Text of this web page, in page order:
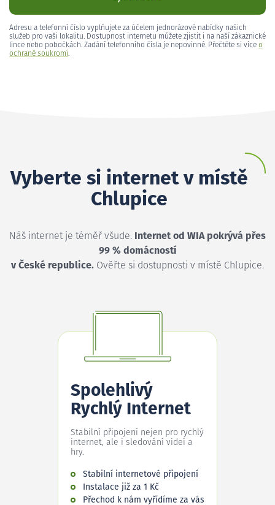
Adresu a telefonní číslo vyplňujete za účelem jednorázové nabídky našich
služeb pro vaši lokalitu. Dostupnost internetu můžete zjistit i na naší zákaznické
lince nebo pobočkách. Zadání telefonního čísla je nepovinné. Přečtěte si více o
ochraně soukromí.
Vyberte si internet v místě
Chlupice
Náš internet je téměř všude. Internet od WIA pokrývá přes
99 % domácností
v České republice. Ověřte si dostupnosti v místě Chlupice.
Spolehlivý
Rychlý Internet
Stabilní připojení nejen pro rychlý
internet, ale i sledování videí a
hry.
Stabilní internetové připojení
Instalace již za 1 Kč
Přechod k nám vyřídíme za vás